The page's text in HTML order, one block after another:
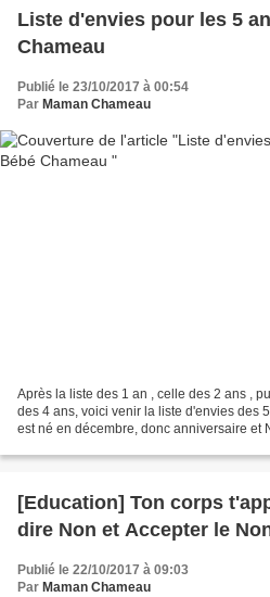
Liste d'envies pour les 5
Chameau
Publié le 23/10/2017 à 00:54
Par Maman Chameau
Après la liste des 1 an , celle des 2 ans ,
des 4 ans, voici venir la liste d'envies des
est né en décembre, donc anniversaire et
[Education] Ton corps
dire Non et Accepter le
Publié le 22/10/2017 à 09:03
Par Maman Chameau